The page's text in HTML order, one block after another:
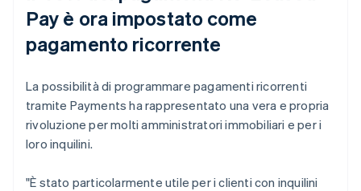
Pay è ora impostato come
pagamento ricorrente
La possibilità di programmare pagamenti ricorrenti
tramite Payments ha rappresentato una vera e propria
rivoluzione per molti amministratori immobiliari e per i
loro inquilini.
"È stato particolarmente utile per i clienti con inquilini